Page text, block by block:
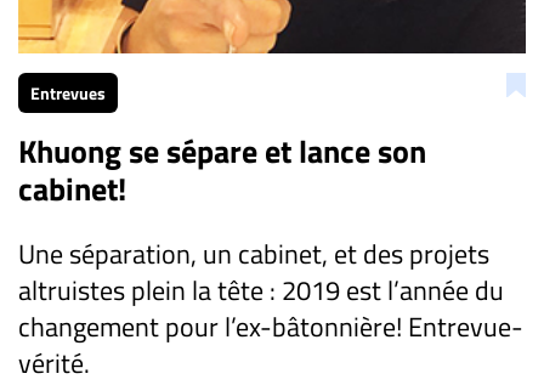
CARRIÈRE
ET
EMPLOIS
AVOCATS
JURISTES
Offres
d'emploi
Formation
Entrevues
Khuong se sépare et lance son
cabinet!
Une séparation, un cabinet, et des projets
altruistes plein la tête : 2019 est l’année du
changement pour l’ex-bâtonnière! Entrevue-
vérité.